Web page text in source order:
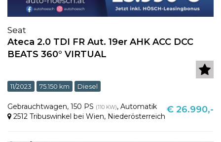
Seat
Ateca 2.0 TDI FR Aut. 19er AHK ACC DCC
BEATS 360° VIRTUAL
11/2023 75.150 km Diesel
Gebrauchtwagen, 150 PS (110 KW), Automatik
2512 Tribuswinkel bei Wien, Niederösterreich
€ 26.990,-